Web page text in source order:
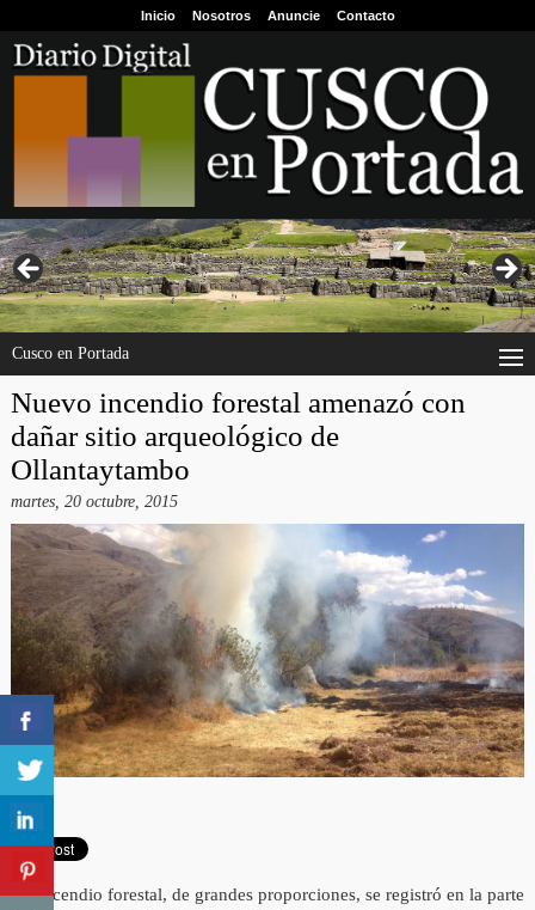
Inicio Nosotros Anuncie Contacto
Cusco en Portada
Nuevo incendio forestal amenazó con
dañar sitio arqueológico de
Ollantaytambo
martes, 20 octubre, 2015
Un incendio forestal, de grandes proporciones, se registró en la parte